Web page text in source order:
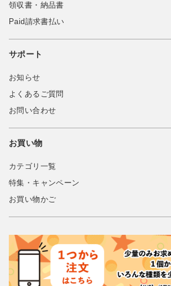
領収書・納品書
Paid請求書払い
サポート
お知らせ
よくあるご質問
お問い合わせ
お買い物
カテゴリ一覧
特集・キャンペーン
お買い物かご